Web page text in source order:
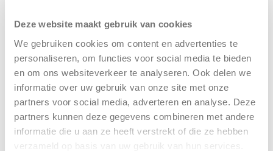
Deze website maakt gebruik van cookies
We gebruiken cookies om content en advertenties te
personaliseren, om functies voor social media te bieden
en om ons websiteverkeer te analyseren. Ook delen we
informatie over uw gebruik van onze site met onze
partners voor social media, adverteren en analyse. Deze
partners kunnen deze gegevens combineren met andere
informatie die u aan ze heeft verstrekt of die ze hebben
verzameld op basis van uw gebruik van hun services.
Deze Site gebruikt momenteel geen functionele cookies.
Statistische analyse en prestatie-analyse
Wij gebruiken ook technieken die browsegedrag volgen. Deze
informatie is anoniem en wij kunnen niet uw specifieke
gewoonten afleiden uit de informatie waartoe wij toegang
hebben. Deze informatie helpt ons om te begrijpen hoe onze
online reclame werkt en we gebruiken deze informatie niet
om u gepersonaliseerde reclame te sturen. U kunt deze